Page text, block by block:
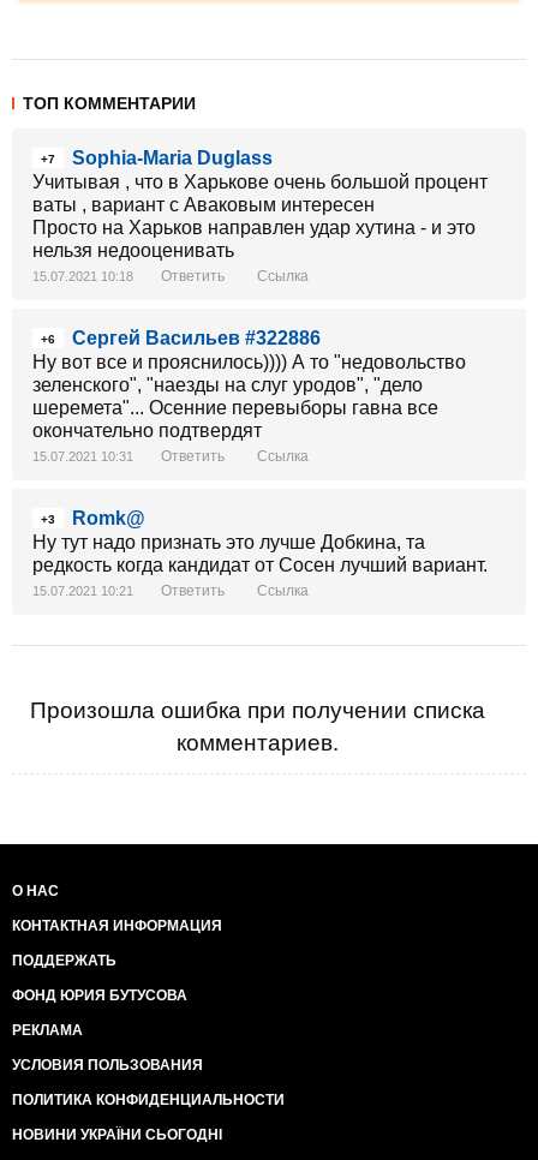
ТОП КОММЕНТАРИИ
+7
Sophia-Maria Duglass
Учитывая , что в Харькове очень большой процент
ваты , вариант с Аваковым интересен
Просто на Харьков направлен удар хутина - и это
нельзя недооценивать
15.07.2021 10:18 Ответить Ссылка
+6
Сергей Васильев #322886
Ну вот все и прояснилось)))) А то "недовольство
зеленского", "наезды на слуг уродов", "дело
шеремета"... Осенние перевыборы гавна все
окончательно подтвердят
15.07.2021 10:31 Ответить Ссылка
+3
Romk@
Ну тут надо признать это лучше Добкина, та
редкость когда кандидат от Сосен лучший вариант.
15.07.2021 10:21 Ответить Ссылка
Произошла ошибка при получении списка
комментариев.
О НАС
КОНТАКТНАЯ ИНФОРМАЦИЯ
ПОДДЕРЖАТЬ
ФОНД ЮРИЯ БУТУСОВА
РЕКЛАМА
УСЛОВИЯ ПОЛЬЗОВАНИЯ
ПОЛИТИКА КОНФИДЕНЦИАЛЬНОСТИ
НОВИНИ УКРАЇНИ СЬОГОДНІ